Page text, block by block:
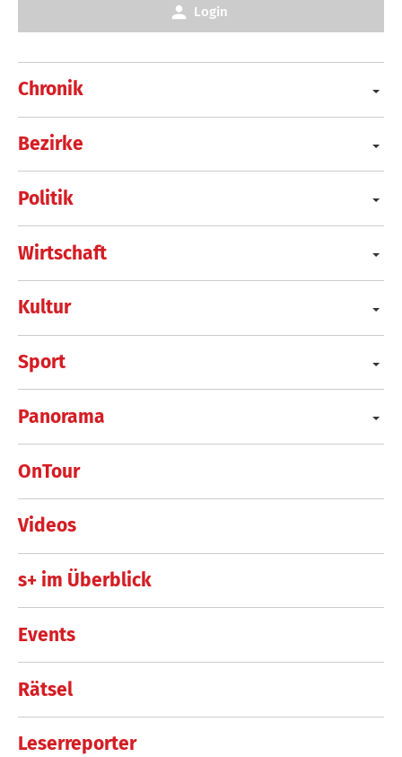
Chronik
Bezirke
Politik
Wirtschaft
Kultur
Sport
Panorama
OnTour
Videos
s+ im Überblick
Events
Rätsel
Leserreporter
Login